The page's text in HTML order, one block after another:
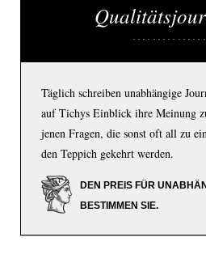
Täglich schreiben unabhängige
auf Tichys Einblick ihre Meinung
jenen Fragen, die sonst oft all zu
den Teppich gekehrt werden.
DEN PREIS FÜR
BESTIMMEN SIE.